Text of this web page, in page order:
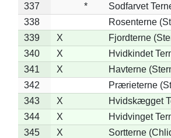
337
*
Sodfarvet
338
Rosenterne
339
X
Fjordterne
340
X
Hvidkindet
341
X
Havterne
342
Prærieterne
343
X
Hvidskægget
344
X
Hvidvinget
345
X
Sortterne